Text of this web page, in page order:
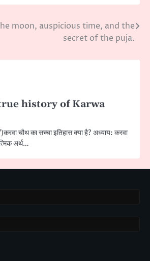
moon, auspicious time, and the
secret of the puja.
history of Karwa
चौथ का सच्चा इतिहास क्या है? अध्याय: करवा
अर्थ…